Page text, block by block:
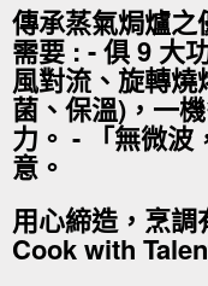
傳承蒸氣焗爐
需要 : - 俱 9 大
風對流、旋轉
菌、保溫)，一
力。 - 「無微波
意。
用心締造，烹
Cook with